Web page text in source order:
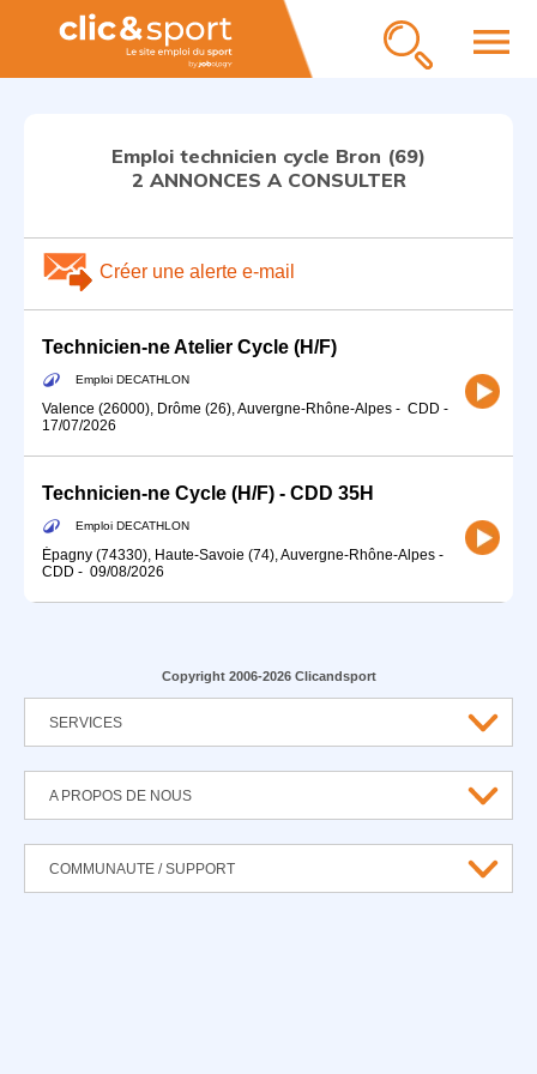
menu
Emploi technicien cycle Bron (69)
2 ANNONCES A CONSULTER
Créer une alerte e-mail
Technicien-ne Atelier Cycle (H/F)
Emploi DECATHLON
Valence (26000), Drôme (26), Auvergne-Rhône-Alpes - CDD -
17/07/2026
Technicien-ne Cycle (H/F) - CDD 35H
Emploi DECATHLON
Épagny (74330), Haute-Savoie (74), Auvergne-Rhône-Alpes -
CDD - 09/08/2026
Copyright 2006-2026 Clicandsport
SERVICES
A PROPOS DE NOUS
COMMUNAUTE / SUPPORT